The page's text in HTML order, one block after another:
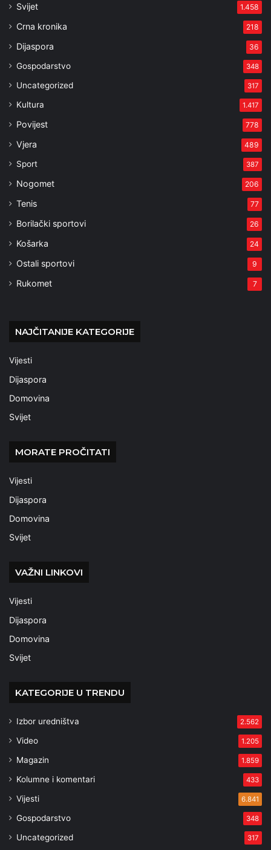
Svijet 1.458
Crna kronika 218
Dijaspora 36
Gospodarstvo 348
Uncategorized 317
Kultura 1.417
Povijest 778
Vjera 489
Sport 387
Nogomet 206
Tenis 77
Borilački sportovi 26
Košarka 24
Ostali sportovi 9
Rukomet 7
NAJČITANIJE KATEGORIJE
Vijesti
Dijaspora
Domovina
Svijet
MORATE PROČITATI
Vijesti
Dijaspora
Domovina
Svijet
VAŽNI LINKOVI
Vijesti
Dijaspora
Domovina
Svijet
KATEGORIJE U TRENDU
Izbor uredništva 2.562
Video 1.205
Magazin 1.859
Kolumne i komentari 433
Vijesti 6.841
Gospodarstvo 348
Uncategorized 317